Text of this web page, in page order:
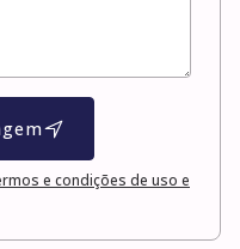
e condições de uso e